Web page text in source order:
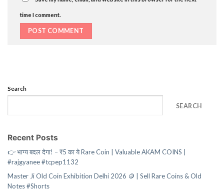
time I comment.
Search
SEARCH
Recent Posts
👉 भाग्य बदल देगा! – ₹5 का ये Rare Coin | Valuable AKAM COINS |
#rajgyanee #tcpep1132
Master Ji Old Coin Exhibition Delhi 2026 🪙 | Sell Rare Coins & Old
Notes #Shorts